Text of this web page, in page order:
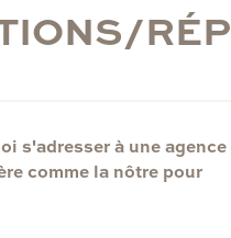
IONS/RÉP
s'adresser à une agence
comme la nôtre pour